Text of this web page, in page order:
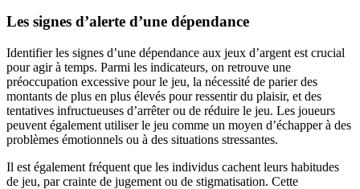
Les signes d’alerte d’une dépendance
Identifier les signes d’une dépendance aux jeux d’argent est crucial
pour agir à temps. Parmi les indicateurs, on retrouve une
préoccupation excessive pour le jeu, la nécessité de parier des
montants de plus en plus élevés pour ressentir du plaisir, et des
tentatives infructueuses d’arrêter ou de réduire le jeu. Les joueurs
peuvent également utiliser le jeu comme un moyen d’échapper à des
problèmes émotionnels ou à des situations stressantes.
Il est également fréquent que les individus cachent leurs habitudes
de jeu, par crainte de jugement ou de stigmatisation. Cette